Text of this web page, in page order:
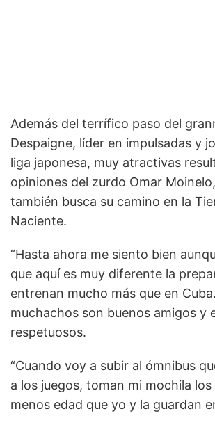
Además del terrífico paso del
Despaigne, líder en impulsadas y
liga japonesa, muy atractivas
opiniones del zurdo Omar
también busca su camino en la
Naciente.
“Hasta ahora me siento bien
que aquí es muy diferente la
entrenan mucho más que en
muchachos son buenos amigos y
respetuosos.
“Cuando voy a subir al ómnibus
a los juegos, toman mi mochila
menos edad que yo y la guardan